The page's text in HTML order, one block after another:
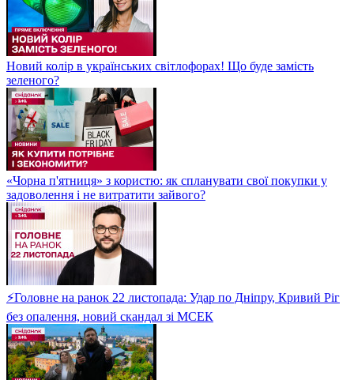
Новий колір в українських світлофорах! Що буде замість
зеленого?
«Чорна п'ятниця» з користю: як спланувати свої покупки у
задоволення і не витратити зайвого?
⚡Головне на ранок 22 листопада: Удар по Дніпру, Кривий Ріг
без опалення, новий скандал зі МСЕК